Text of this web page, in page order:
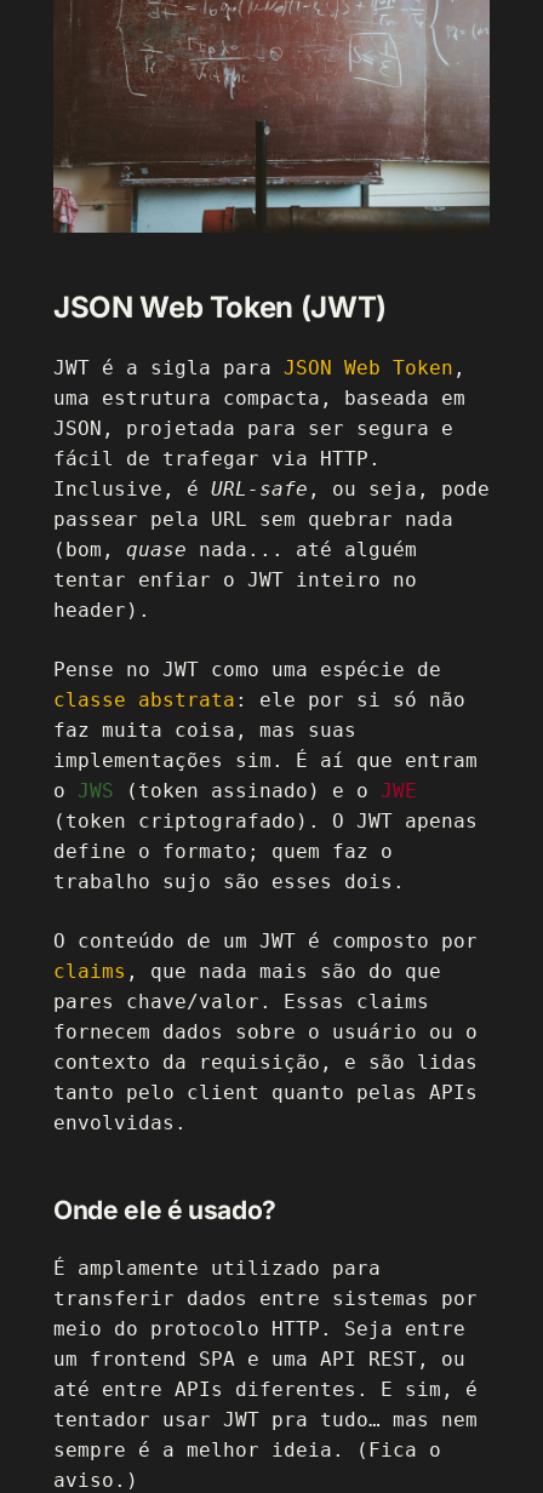
JSON Web Token (JWT)
JWT é a sigla para JSON Web Token ,
uma estrutura compacta, baseada em
JSON, projetada para ser segura e
fácil de trafegar via HTTP.
Inclusive, é URL-safe , ou seja, pode
passear pela URL sem quebrar nada
(bom, quase nada... até alguém
tentar enfiar o JWT inteiro no
header).
Pense no JWT como uma espécie de
classe abstrata : ele por si só não
faz muita coisa, mas suas
implementações sim. É aí que entram
o JWS (token assinado) e o JWE
(token criptografado). O JWT apenas
define o formato; quem faz o
trabalho sujo são esses dois.
O conteúdo de um JWT é composto por
claims , que nada mais são do que
pares chave/valor. Essas claims
fornecem dados sobre o usuário ou o
contexto da requisição, e são lidas
tanto pelo client quanto pelas APIs
envolvidas.
Onde ele é usado?
É amplamente utilizado para
transferir dados entre sistemas por
meio do protocolo HTTP. Seja entre
um frontend SPA e uma API REST, ou
até entre APIs diferentes. E sim, é
tentador usar JWT pra tudo… mas nem
sempre é a melhor ideia. (Fica o
aviso.)